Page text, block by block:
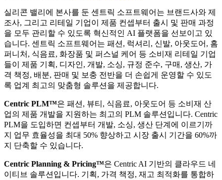
실리콘 밸리에 본사를 둔 센트릭 소프트웨어는 브랜드사와 제
조사, 그리고 리테일 기업이 제품 컨셉부터 출시 및 판매 과정
을 모두 관리할 수 있도록 혁신적인 AI 플랫폼을 선보이고 있
습니다. 센트릭 소프트웨어는 패션, 럭셔리, 신발, 아웃도어, 홈
퍼니처, 식음료, 화장품 및 퍼스널 케어 등 소비재 리테일 기업
들이 제품 기획, 디자인, 개발, 소싱, 규정 준수, 구매, 생산, 가
격 책정, 배분, 판매 및 보충 전반을 더 손쉽게 운영할 수 있도
록 업계 최고의 맞춤형 솔루션을 제공합니다.
Centric PLM™은 패션, 뷰티, 식음료, 아웃도어 등 소비재 산
업의 제품 개발을 지원하는 최고의 PLM 솔루션입니다. Centric
PLM을 도입하면 컨셉부터 개발, 소싱, 생산 단계에 이르기까
지 업무 효율성을 최대 50% 향상하고 시장 출시 기간을 60%까
지 단축할 수 있습니다.
Centric Planning & Pricing™은 Centric AI 기반의 클라우드 네
이티브 솔루션입니다. 기획, 가격 책정, 재고 최적화를 통합하